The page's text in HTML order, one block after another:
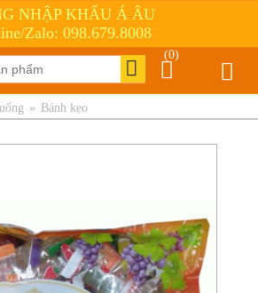
NHẬP KHẨU Á ÂU
Zalo: 098.679.8008
(0)
» Bánh kẹo